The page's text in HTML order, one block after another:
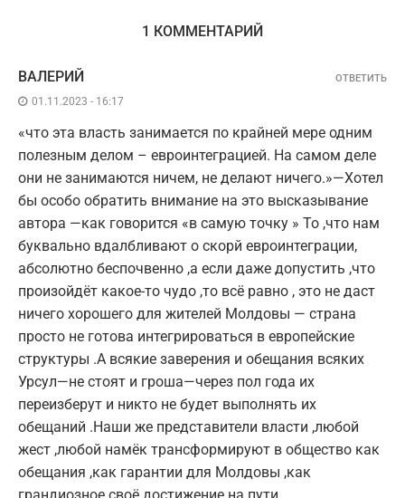
1 КОММЕНТАРИЙ
ВАЛЕРИЙ
01.11.2023 - 16:17
«что эта власть занимается по крайней мере одним
полезным делом – евроинтеграцией. На самом деле
они не занимаются ничем, не делают ничего.»—Хотел
бы особо обратить внимание на это высказывание
автора —как говорится «в самую точку » То ,что нам
буквально вдалбливают о скорй евроинтеграции,
абсолютно беспочвенно ,а если даже допустить ,что
произойдёт какое-то чудо ,то всё равно , это не даст
ничего хорошего для жителей Молдовы — страна
просто не готова интегрироваться в европейские
структуры .А всякие заверения и обещания всяких
Урсул—не стоят и гроша—через пол года их
переизберут и никто не будет выполнять их
обещаний .Наши же представители власти ,любой
жест ,любой намёк трансформируют в общество как
обещания ,как гарантии для Молдовы ,как
ОТВЕТИТЬ